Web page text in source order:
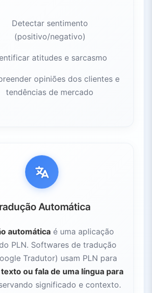
Detectar sentimento
(positivo/negativo)
atitudes e sarcasmo
opiniões dos clientes e
tendências de mercado
Automática
automática é uma aplicação
PLN. Softwares de tradução
Tradutor) usam PLN para
ou fala de uma língua para
significado e contexto.